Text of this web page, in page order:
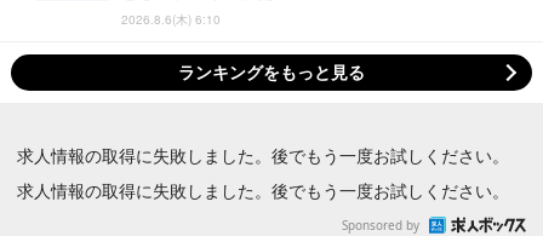
2026.8.6(木) 6:10
ランキングをもっと見る
求人情報の取得に失敗しました。後でもう一度お試しください。
求人情報の取得に失敗しました。後でもう一度お試しください。
Sponsored by